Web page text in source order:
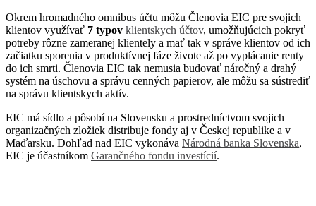
Okrem hromadného omnibus účtu môžu Členovia EIC pre svojich
klientov využívať 7 typov klientskych účtov, umožňujúcich pokryť
potreby rôzne zameranej klientely a mať tak v správe klientov od ich
začiatku sporenia v produktívnej fáze živote až po vyplácanie renty
do ich smrti. Členovia EIC tak nemusia budovať náročný a drahý
systém na úschovu a správu cenných papierov, ale môžu sa sústrediť
na správu klientskych aktív.
EIC má sídlo a pôsobí na Slovensku a prostredníctvom svojich
organizačných zložiek distribuje fondy aj v Českej republike a v
Maďarsku. Dohľad nad EIC vykonáva Národná banka Slovenska,
EIC je účastníkom Garančného fondu investícií.